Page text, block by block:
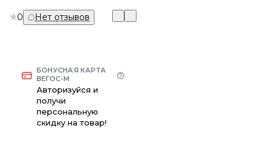
0 Нет отзывов
БОНУСНАЯ КАРТА
ВЕГОС-М
Авторизуйся и
получи
персональную
скидку на товар!